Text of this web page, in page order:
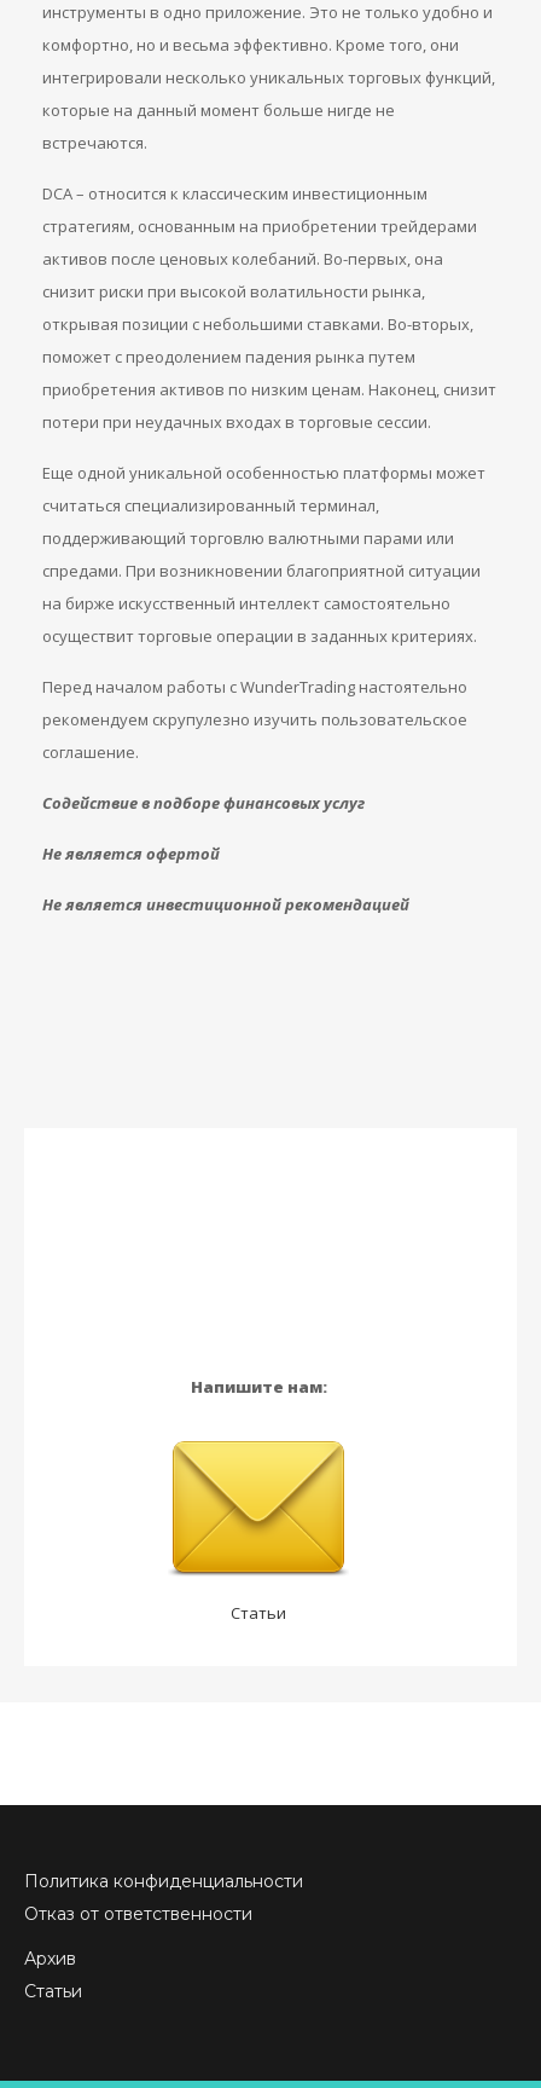
инструменты в одно приложение. Это не только удобно и
комфортно, но и весьма эффективно. Кроме того, они
интегрировали несколько уникальных торговых функций,
которые на данный момент больше нигде не
встречаются.
DCA – относится к классическим инвестиционным
стратегиям, основанным на приобретении трейдерами
активов после ценовых колебаний. Во-первых, она
снизит риски при высокой волатильности рынка,
открывая позиции с небольшими ставками. Во-вторых,
поможет с преодолением падения рынка путем
приобретения активов по низким ценам. Наконец, снизит
потери при неудачных входах в торговые сессии.
Еще одной уникальной особенностью платформы может
считаться специализированный терминал,
поддерживающий торговлю валютными парами или
спредами. При возникновении благоприятной ситуации
на бирже искусственный интеллект самостоятельно
осуществит торговые операции в заданных критериях.
Перед началом работы с WunderTrading настоятельно
рекомендуем скрупулезно изучить пользовательское
соглашение.
Содействие в подборе финансовых услуг
Не является офертой
Не является инвестиционной рекомендацией
Напишите нам:
Статьи
Политика конфиденциальности
Отказ от ответственности
Архив
Статьи